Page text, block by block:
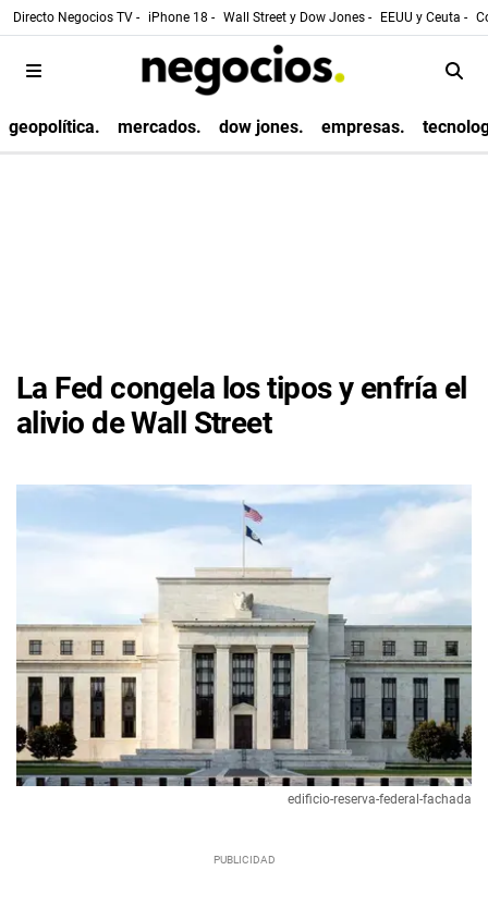
Directo Negocios TV - iPhone 18 - Wall Street y Dow Jones - EEUU y Ceuta -
geopolítica. mercados. dow jones. empresas.
La Fed congela los tipos y enfría el
alivio de Wall Street
edificio-reserva-federal-fachada